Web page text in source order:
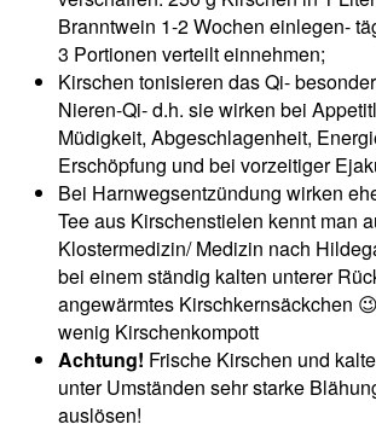
Branntwein 1-2 Wochen einlegen-
3 Portionen verteilt einnehmen;
Kirschen tonisieren das Qi-
Nieren-Qi- d.h. sie wirken bei
Müdigkeit, Abgeschlagenheit,
Erschöpfung und bei vorzeitiger
Bei Harnwegsentzündung wirken
Tee aus Kirschenstielen kennt man
Klostermedizin/ Medizin nach
bei einem ständig kalten unterer
angewärmtes Kirschkernsäckchen
wenig Kirschenkompott
Achtung! Frische Kirschen und
unter Umständen sehr starke
auslösen!